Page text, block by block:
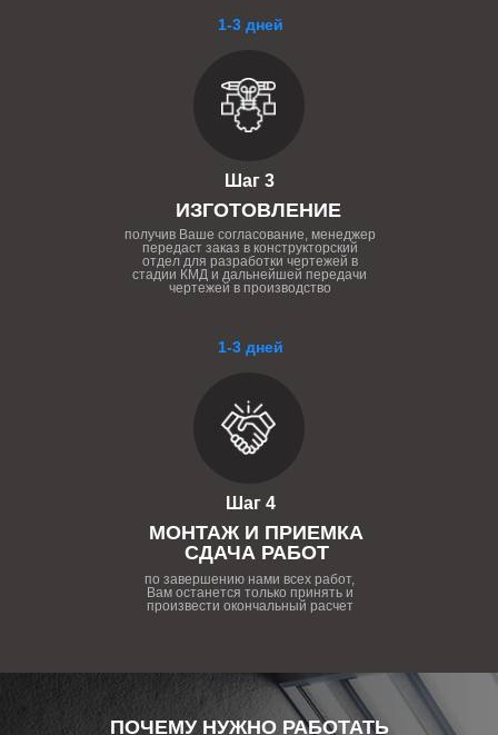
1-3 дней
Шаг 4
МОНТАЖ И ПРИЕМКА
СДАЧА РАБОТ
по завершению нами всех работ,
Вам останется только принять и
произвести окончальный расчет
1-3 дней
Шаг 3
ИЗГОТОВЛЕНИЕ
получив Ваше согласование, менеджер
передаст заказ в конструкторский
отдел для разработки чертежей в
стадии КМД и дальнейшей передачи
чертежей в производство
ПОЧЕМУ НУЖНО РАБОТАТЬ